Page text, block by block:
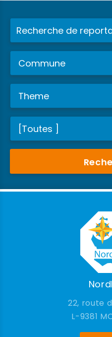
22, route
9381